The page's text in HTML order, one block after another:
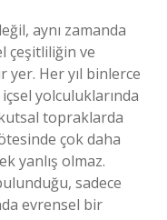
aynı zamanda
çeşitliliğin ve
Her yıl binlerce
yolculuklarında
topraklarda
çok daha
yanlış olmaz.
sadece
evrensel bir